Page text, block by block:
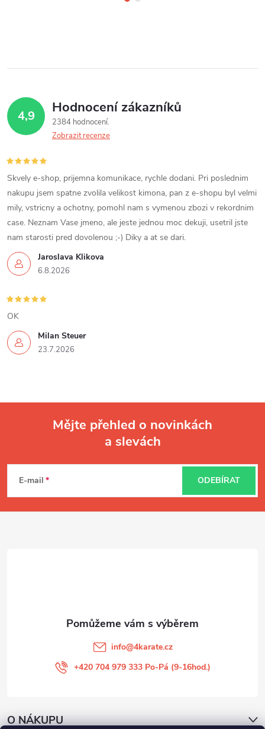
4,9 Hodnocení zákazníků
2384 hodnocení
Zobrazit recenze
Jaroslava Klikova
6.8.2026
Skvely e-shop, prijemna komunikace, rychle dodani. Pri poslednim
nakupu jsem spatne zvolila velikost kimona, pan z e-shopu byl velmi
mily, vstricny a ochotny, pomohl nam s vymenou zbozi v rekordnim
case. Neznam Vase jmeno, ale jeste jednou moc dekuji, usetril jste
nam starosti pred dovolenou ;-) Diky a at se dari.
Milan Steuer
23.7.2026
OK
p
Mějte přehled o novinkách
a slevách
E-mail ODEBÍRAT
info@4karate.cz
+420 704 979 333 Po-Pá (9-16hod.)
O NÁKUPU